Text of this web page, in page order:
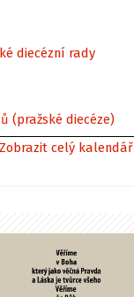
diecézní rady
(pražské diecéze)
Zobrazit celý kalendář